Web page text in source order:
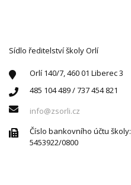
Sídlo ředitelství školy Orlí
Orlí 140/7, 460 01 Liberec 3
485 104 489 / 737 454 821
info@zsorli.cz
Číslo bankovního účtu školy:
5453922/0800